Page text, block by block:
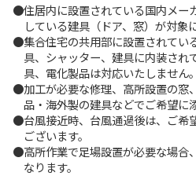
●住居内に設置されている国内メー
している建具（ドア、窓）が対象
●集合住宅の共用部に設置されてい
具、シャッター、建具に内装され
具、電化製品は対応いたしません。
●加工が必要な修理、高所設置の窓
品・海外製の建具などでご希望に
●台風接近時、台風通過後は、ご希
ございます。
●高所作業で足場設置が必要な場合
なります。